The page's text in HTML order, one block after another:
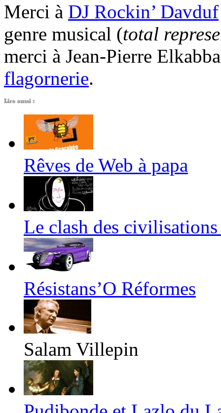
Merci à DJ Rockin’ Davduf
genre musical (total
merci à Jean-Pierre
flagornerie.
Rêves de Web à papa
Le clash des
Résistans’O Réformes
Salam Villepin